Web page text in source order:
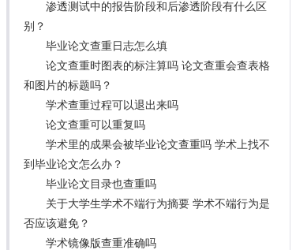
渗透测试中的报告阶段和后渗透阶段有什么区
别？
毕业论文查重日志怎么填
论文查重时图表的标注算吗 论文查重会查表格
和图片的标题吗？
学术查重过程可以退出来吗
论文查重可以重复吗
学术里的成果会被毕业论文查重吗 学术上找不
到毕业论文怎么办？
毕业论文目录也查重吗
关于大学生学术不端行为摘要 学术不端行为是
否应该避免？
学术镜像版查重准确吗